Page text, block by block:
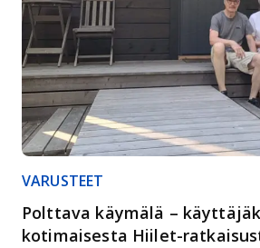
VARUSTEET
Polttava käymälä –
kotimaisesta Hiilet-